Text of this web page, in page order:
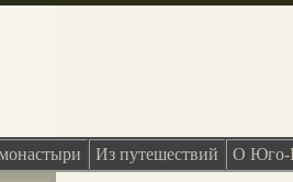
Из путешествий О Юго-